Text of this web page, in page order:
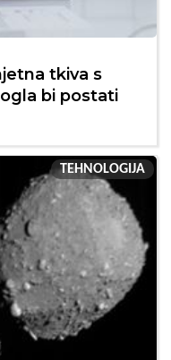
tkiva s
bi postati
TEHNOLOGIJA